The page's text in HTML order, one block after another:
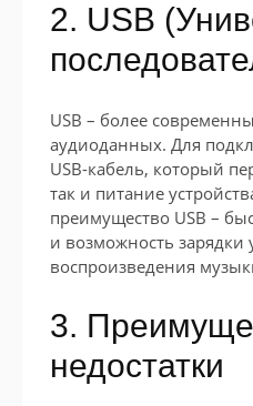
2. USB
USB – более
аудиоданных. Для
USB-кабель, который
так и питание
преимущество USB –
и возможность зарядки
воспроизведения
3.
недостатки